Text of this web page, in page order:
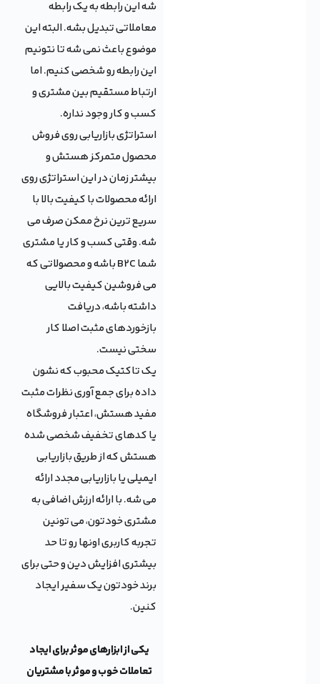
شه این رابطه به یک رابطه
معاملاتی تبدیل بشه. البته این
موضوع باعث نمی شه تا نتونیم
این رابطه رو شخصی کنیم. اما
ارتباط مستقیم بین مشتری و
کسب و کار وجود نداره.
استراتژی بازاریابی روی فروش
محصول متمرکز هستش و
بیشتر زمان در این استراتژی روی
ارائه محصولات با کیفیت بالا با
سریع ترین نرخ ممکن صرف می
شه. وقتی کسب و کار یا مشتری
شما B2C باشه و محصولاتی که
می فروشین کیفیت بالایی
داشته باشه، دریافت
بازخوردهای مثبت اصلا کار
سختی نیست.
یک تاکتیک محبوب که نشون
داده برای جمع آوری نظرات مثبت
مفید هستش، اعتبار فروشگاه
یا کدهای تخفیف شخصی شده
هستش که از طریق بازاریابی
ایمیلی یا بازاریابی مجدد ارائه
می شه. با ارائه ارزش اضافی به
مشتری خودتون، می تونین
تجربه کاربری اونها رو تا حد
بیشتری افزایش دین و حتی برای
برند خودتون یک سفیر ایجاد
کنین.
یکی از ابزارهای موثر برای ایجاد
تعاملات خوب و موثر با مشتریان